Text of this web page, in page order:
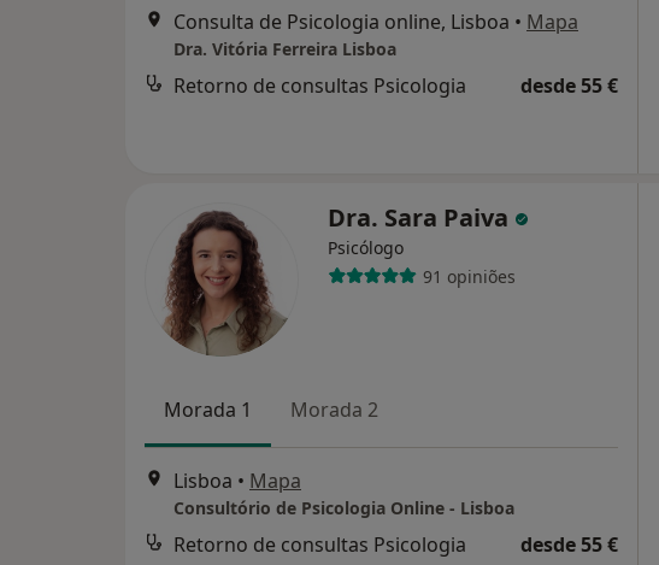
Consulta de Psicologia online, Lisboa • Mapa
Dra. Vitória Ferreira Lisboa
Retorno de consultas Psicologia desde 55 €
Dra. Sara Paiva
Psicólogo
91 opiniões
Morada 1 Morada 2
Lisboa • Mapa
Consultório de Psicologia Online - Lisboa
Retorno de consultas Psicologia desde 55 €